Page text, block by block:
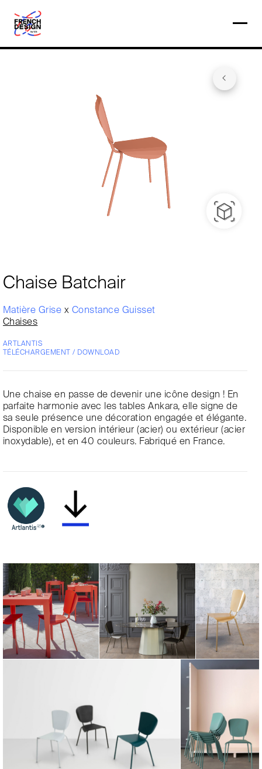
Chaise Batchair
Matière Grise x Constance Guisset
Chaises
ARTLANTIS
TÉLÉCHARGEMENT / DOWNLOAD
Une chaise en passe de devenir une icône design ! En
parfaite harmonie avec les tables Ankara, elle signe de
sa seule présence une décoration engagée et élégante.
Disponible en version intérieur (acier) ou extérieur (acier
inoxydable), et en 40 couleurs. Fabriqué en France.